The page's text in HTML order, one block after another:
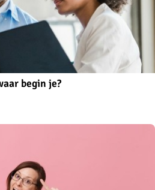
begin je?